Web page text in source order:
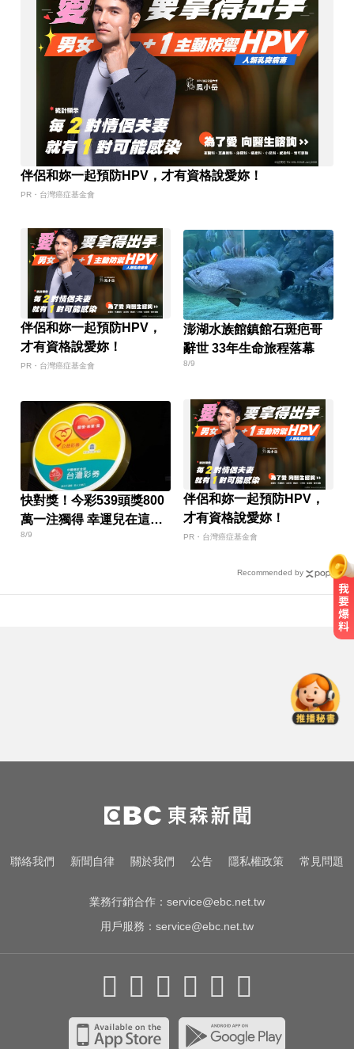
伴侶和妳一起預防HPV，才有資格說愛妳！
PR・台灣癌症基金會
伴侶和妳一起預防HPV，
才有資格說愛妳！
PR・台灣癌症基金會
澎湖水族館鎮館石斑疤哥
辭世 33年生命旅程落幕
8/9
快對獎！今彩539頭獎800
萬一注獨得 幸運兒在這縣
市
8/9
伴侶和妳一起預防HPV，
才有資格說愛妳！
PR・台灣癌症基金會
Recommended by
足協報公帳被抓包
姜厚任小24歲女友「3碩1博」造
假？ 台大回應了
五角大廈再公開UFO檔案 飛官阿富
聯絡我們 新聞自律 關於我們 公告 隱私權政策 常見問題
業務行銷合作： service@ebc.net.tw
用戶服務： service@ebc.net.tw